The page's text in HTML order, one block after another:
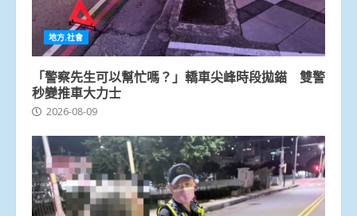
地方.社會
「警察先生可以幫忙嗎？」轎車尖峰時段拋錨 雙警
秒變推車大力士
2026-08-09